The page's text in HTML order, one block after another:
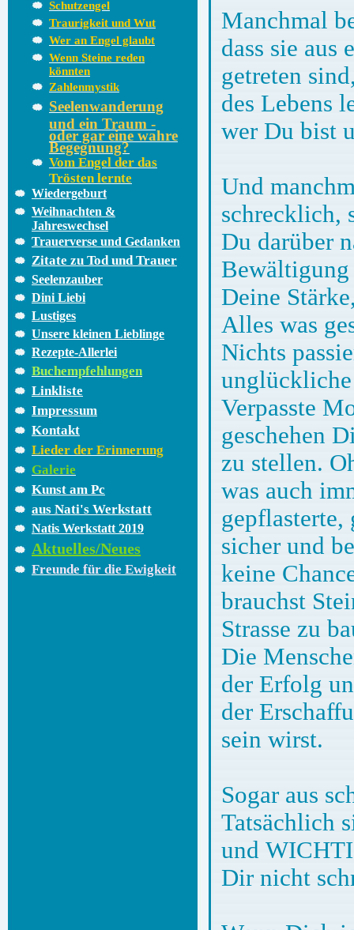
Schutzengel
Traurigkeit und Wut
Wer an Engel glaubt
Wenn Steine reden
könnten
Zahlenmystik
Seelenwanderung
und ein Traum -
oder gar eine wahre
Begegnung?
Vom Engel der das
Trösten lernte
Wiedergeburt
Weihnachten &
Jahreswechsel
Trauerverse und Gedanken
Zitate zu Tod und Trauer
Seelenzauber
Dini Liebi
Lustiges
Unsere kleinen Lieblinge
Rezepte-Allerlei
Buchempfehlungen
Linkliste
Impressum
Kontakt
Lieder der Erinnerung
Galerie
Kunst am Pc
aus Nati's Werkstatt
Natis Werkstatt 2019
Aktuelles/Neues
Freunde für die Ewigkeit
Manchmal
dass sie aus
getreten
des Lebens
wer Du bist
Und
schrecklich,
Du darüber
Bewältigung
Deine
Alles was
Nichts
Verpasste
geschehen
zu stellen.
was auch
gepflasterte,
sicher und
keine
brauchst
Strasse zu
Die
der Erfolg
der
sein wirst.
Sogar aus
Tatsächlich
und
Dir nicht